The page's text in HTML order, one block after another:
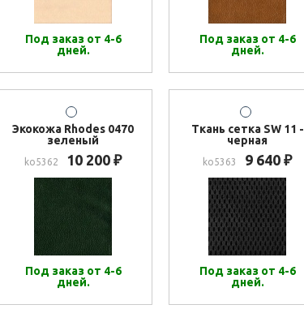
Под заказ от 4-6
дней.
Под заказ от 4-6
дней.
Экокожа Rhodes 0470
зеленый
ko5362 10 200 ₽
Под заказ от 4-6
дней.
Ткань сетка SW 11 -
черная
ko5363 9 640 ₽
Под заказ от 4-6
дней.